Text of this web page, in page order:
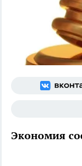
Экономия